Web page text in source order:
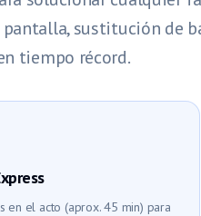
sustitución de
tiempo récord.
en el acto (aprox. 45 min) para